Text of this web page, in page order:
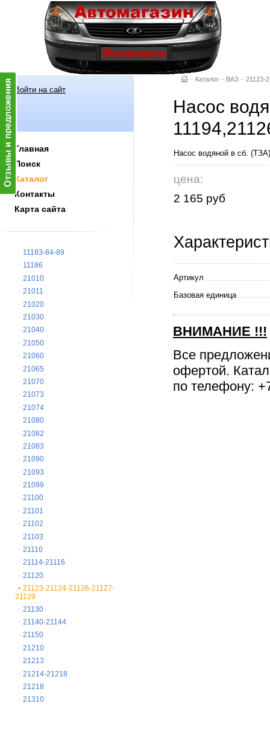
Войти на сайт
Главная
Поиск
Каталог
Контакты
Карта сайта
11183-84-89
11186
21010
21011
21020
21030
21040
21050
21060
21065
21070
21073
21074
21080
21082
21083
21090
21093
21099
21100
21101
21102
21103
21110
21114-21116
21120
21123-21124-21126-21127-
21129
21130
21140-21144
21150
21210
21213
21214-21218
21218
21310
– Каталог – ВАЗ – 21123-
Насос
Насос водяной в сб.
цена:
2 165 руб
Артикул
Базовая единица
ВНИМАНИЕ !!!
Все
офертой.
по телефону: